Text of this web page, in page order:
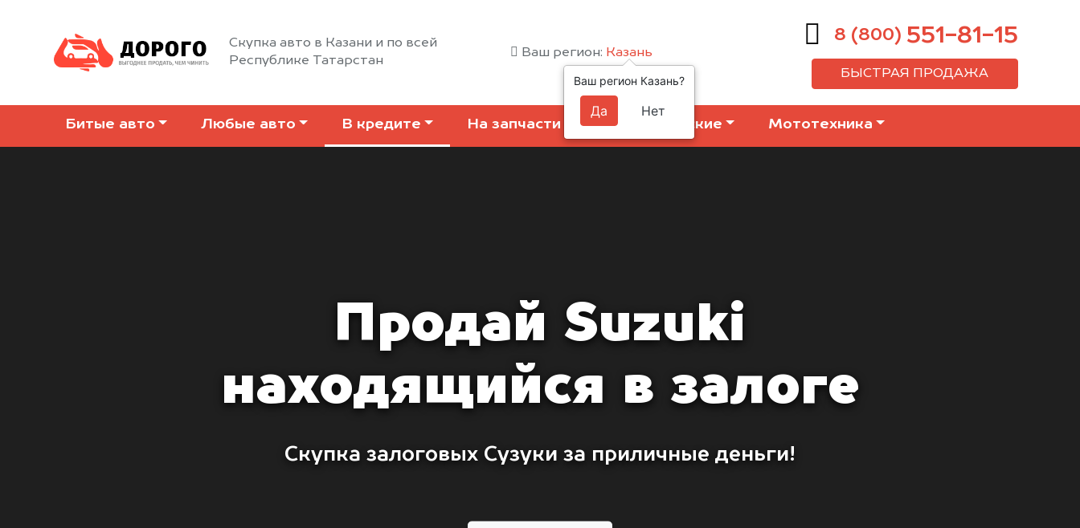
Скупка авто в Казани и по всей
Республике Татарстан
Ваш регион: Казань
8 (800) 551-81-15
БЫСТРАЯ ПРОДАЖА
Битые авто Любые авто В кредите На запчасти Коммерческие Мототехника
Продай Suzuki
находящийся в залоге
Скупка залоговых Сузуки за приличные деньги!
Ваш регион Казань?
Да Нет